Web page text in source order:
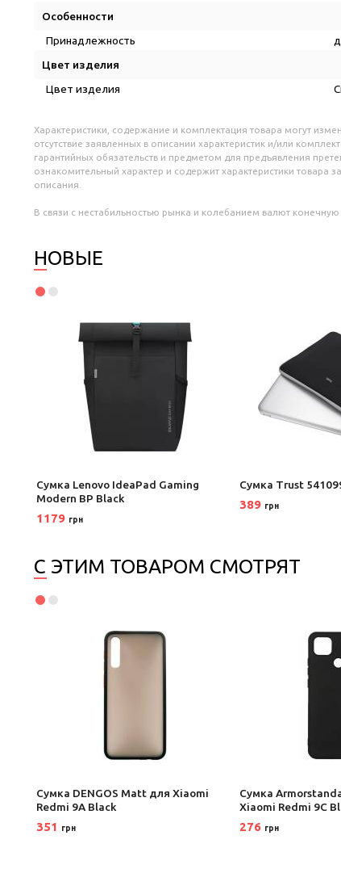
Особенности
Принадлежность
Цвет изделия
Цвет изделия
Характеристики, содержание и комплектация товара могут
отсутствие заявленных в описании характеристик и/или
гарантийных обязательств и предметом для предъявления
ознакомительный характер и содержит характеристики товара
описания.
В связи с нестабильностью рынка и колебанием валют
НОВЫЕ
Сумка Lenovo IdeaPad Gaming
Modern BP Black
1179 грн
Сумка Trust
389 грн
С ЭТИМ ТОВАРОМ СМОТРЯТ
Сумка DENGOS Matt для Xiaomi
Redmi 9A Black
351 грн
Сумка
Xiaomi Redmi 9C
276 грн